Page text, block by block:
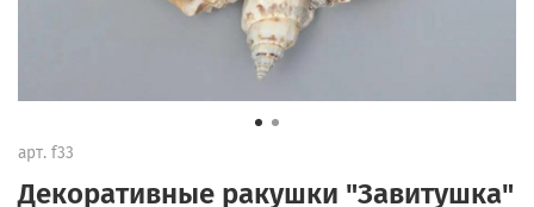
арт. f33
Декоративные ракушки "Завитушка"